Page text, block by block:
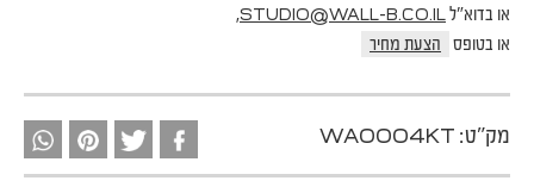
או בדוא"לSTUDIO@WALL-B.CO.IL
,
או בטופס
הצעת מחיר
מק"ט: WA0004KT